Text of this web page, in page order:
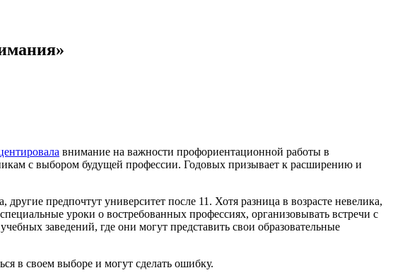
внимание на важности профориентационной работы в
с выбором будущей профессии. Годовых призывает к расширению и
предпочтут университет после 11. Хотя разница в возрасте невелика,
уроки о востребованных профессиях, организовывать встречи с
заведений, где они могут представить свои образовательные
в своем выборе и могут сделать ошибку.